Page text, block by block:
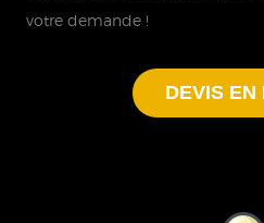
votre demande !
DEVIS EN